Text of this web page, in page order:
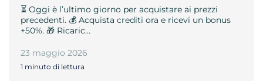
⏳ Oggi è l’ultimo giorno per acquistare ai prezzi
precedenti. 💰 Acquista crediti ora e ricevi un bonus
+50%. 🎁 Ricaric…
23 maggio 2026
1 minuto di lettura